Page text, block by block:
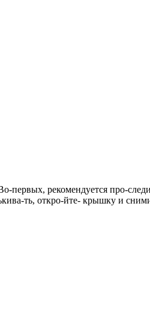
первых, рекомендуется про-
ть, откро-йте- крышку и